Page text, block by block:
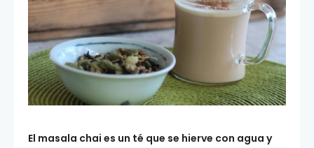
El masala chai es un té que se hierve con agua y